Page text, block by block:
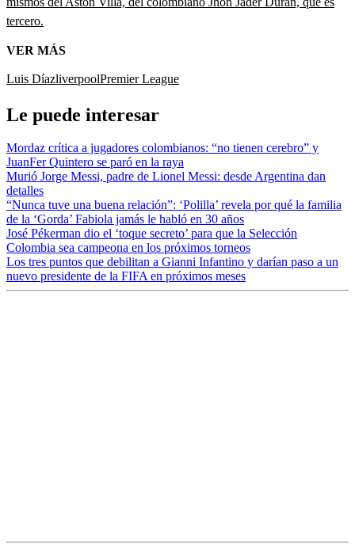
tercero.
VER MÁS
Luis DíazliverpoolPremier League
Le puede interesar
Mordaz crítica a jugadores colombianos: “no tienen cerebro” y
JuanFer Quintero se paró en la raya
Murió Jorge Messi, padre de Lionel Messi: desde Argentina dan
detalles
“Nunca tuve una buena relación”: ‘Polilla’ revela por qué la familia
de la ‘Gorda’ Fabiola jamás le habló en 30 años
José Pékerman dio el ‘toque secreto’ para que la Selección
Colombia sea campeona en los próximos torneos
Los tres puntos que debilitan a Gianni Infantino y darían paso a un
nuevo presidente de la FIFA en próximos meses